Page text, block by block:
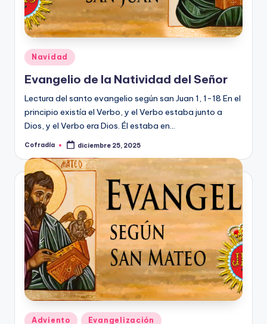
Publicado
en
Navidad
Evangelio de la Natividad del Señor
Lectura del santo evangelio según san Juan 1, 1-18 En el
principio existía el Verbo, y el Verbo estaba junto a
Dios, y el Verbo era Dios. Él estaba en…
Publicado
Cofradía diciembre 25, 2025
Publicado
Adviento Evangelización